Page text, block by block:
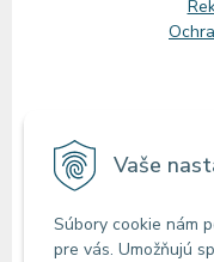
Vaše
Súbory cookie nám
pre vás. Umožňujú